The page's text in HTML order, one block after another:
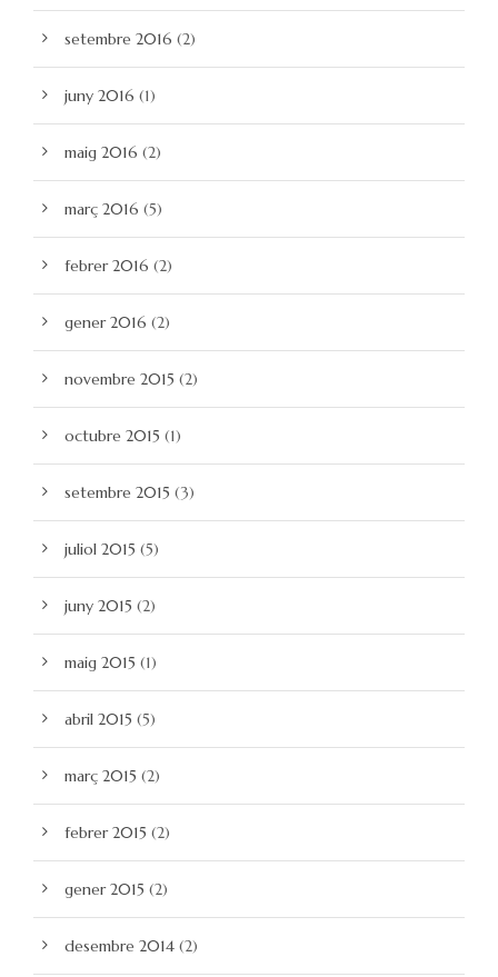
setembre 2016 (2)
juny 2016 (1)
maig 2016 (2)
març 2016 (5)
febrer 2016 (2)
gener 2016 (2)
novembre 2015 (2)
octubre 2015 (1)
setembre 2015 (3)
juliol 2015 (5)
juny 2015 (2)
maig 2015 (1)
abril 2015 (5)
març 2015 (2)
febrer 2015 (2)
gener 2015 (2)
desembre 2014 (2)